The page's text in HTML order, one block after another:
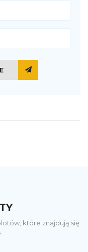
które znajdują się